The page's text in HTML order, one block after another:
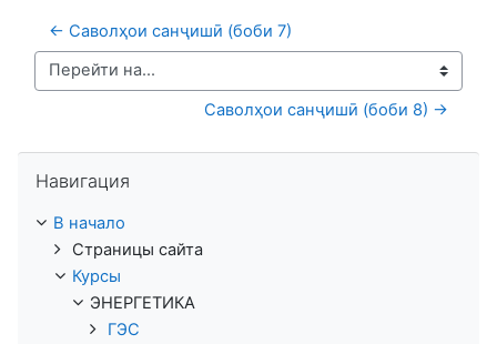
← Саволҳои санҷишӣ (боби 7)
Перейти на...
Саволҳои санҷишӣ (боби 8) →
Навигация
В начало
Страницы сайта
Курсы
ЭНЕРГЕТИКА
ГЭС